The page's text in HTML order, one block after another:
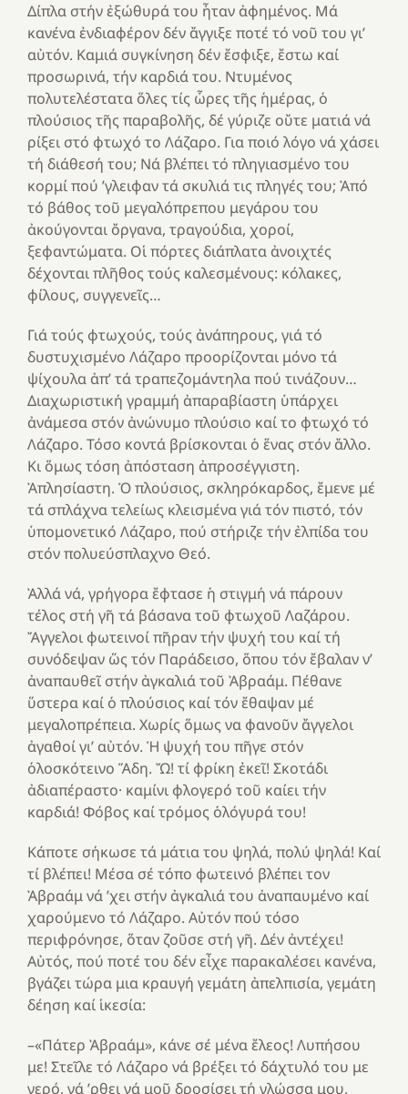
Δίπλα στήν ἐξώθυρά του ἦταν ἀφημένος. Μά
κανένα ἐνδιαφέρον δέν ἄγγιξε ποτέ τό νοῦ του γι’
αὐτόν. Καμιά συγκίνηση δέν ἔσφιξε, ἔστω καί
προσωρινά, τήν καρδιά του. Ντυμένος
πολυτελέστατα ὅλες τίς ὧρες τῆς ἡμέρας, ὁ
πλούσιος τῆς παραβολῆς, δέ γύριζε οὔτε ματιά νά
ρίξει στό φτωχό το Λάζαρο. Για ποιό λόγο νά χάσει
τή διάθεσή του; Νά βλέπει τό πληγιασμένο του
κορμί πού ’γλειφαν τά σκυλιά τις πληγές του; Ἀπό
τό βάθος τοῦ μεγαλόπρεπου μεγάρου του
ἀκούγονται ὄργανα, τραγούδια, χοροί,
ξεφαντώματα. Οἱ πόρτες διάπλατα ἀνοιχτές
δέχονται πλῆθος τούς καλεσμένους: κόλακες,
φίλους, συγγενεῖς…
Γιά τούς φτωχούς, τούς ἀνάπηρους, γιά τό
δυστυχισμένο Λάζαρο προορίζονται μόνο τά
ψίχουλα ἀπ’ τά τραπεζομάντηλα πού τινάζουν…
Διαχωριστική γραμμή ἀπαραβίαστη ὑπάρχει
ἀνάμεσα στόν ἀνώνυμο πλούσιο καί το φτωχό τό
Λάζαρο. Τόσο κοντά βρίσκονται ὁ ἕνας στόν ἄλλο.
Κι ὅμως τόση ἀπόσταση ἀπροσέγγιστη.
Ἀπλησίαστη. Ὁ πλούσιος, σκληρόκαρδος, ἔμενε μέ
τά σπλάχνα τελείως κλεισμένα γιά τόν πιστό, τόν
ὑπομονετικό Λάζαρο, πού στήριζε τήν ἐλπίδα του
στόν πολυεύσπλαχνο Θεό.
Ἀλλά νά, γρήγορα ἔφτασε ἡ στιγμή νά πάρουν
τέλος στή γῆ τά βάσανα τοῦ φτωχοῦ Λαζάρου.
Ἄγγελοι φωτεινοί πῆραν τήν ψυχή του καί τή
συνόδεψαν ὥς τόν Παράδεισο, ὅπου τόν ἔβαλαν ν’
ἀναπαυθεῖ στήν ἀγκαλιά τοῦ Ἀβραάμ. Πέθανε
ὕστερα καί ὁ πλούσιος καί τόν ἔθαψαν μέ
μεγαλοπρέπεια. Χωρίς ὅμως να φανοῦν ἄγγελοι
ἀγαθοί γι’ αὐτόν. Ἡ ψυχή του πῆγε στόν
ὁλοσκότεινο Ἅδη. Ὤ! τί φρίκη ἐκεῖ! Σκοτάδι
ἀδιαπέραστο· καμίνι φλογερό τοῦ καίει τήν
καρδιά! Φόβος καί τρόμος ὁλόγυρά του!
Κάποτε σήκωσε τά μάτια του ψηλά, πολύ ψηλά! Καί
τί βλέπει! Μέσα σέ τόπο φωτεινό βλέπει τον
Ἀβραάμ νά ’χει στήν ἀγκαλιά του ἀναπαυμένο καί
χαρούμενο τό Λάζαρο. Αὐτόν πού τόσο
περιφρόνησε, ὅταν ζοῦσε στή γῆ. Δέν ἀντέχει!
Αὐτός, πού ποτέ του δέν εἶχε παρακαλέσει κανένα,
βγάζει τώρα μια κραυγή γεμάτη ἀπελπισία, γεμάτη
δέηση καί ἱκεσία:
–«Πάτερ Ἀβραάμ», κάνε σέ μένα ἔλεος! Λυπήσου
με! Στεῖλε τό Λάζαρο νά βρέξει τό δάχτυλό του με
νερό, νά ’ρθει νά μοῦ δροσίσει τή γλώσσα μου,